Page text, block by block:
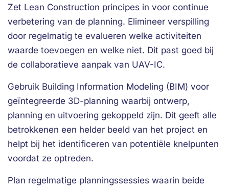
Zet Lean Construction principes in voor continue
verbetering van de planning. Elimineer verspilling
door regelmatig te evalueren welke activiteiten
waarde toevoegen en welke niet. Dit past goed bij
de collaboratieve aanpak van UAV-IC.
Gebruik Building Information Modeling (BIM) voor
geïntegreerde 3D-planning waarbij ontwerp,
planning en uitvoering gekoppeld zijn. Dit geeft alle
betrokkenen een helder beeld van het project en
helpt bij het identificeren van potentiële knelpunten
voordat ze optreden.
Plan regelmatige planningssessies waarin beide